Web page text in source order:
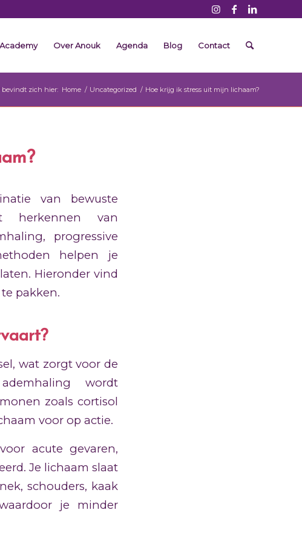
Over Anouk Agenda Blog Contact
bevindt zich hier: Home / Uncategorized / Hoe krijg ik stress uit mijn lichaam?
van bewuste
herkennen van
progressive
helpen je
Hieronder vind
pakken.
wat zorgt voor de
wordt
zoals cortisol
voor op actie.
acute gevaren,
Je lichaam slaat
schouders, kaak
je minder